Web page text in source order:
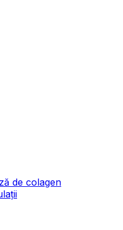
de colagen